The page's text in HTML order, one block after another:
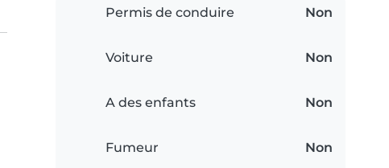
Permis de conduire Non
Voiture Non
A des enfants Non
Fumeur Non